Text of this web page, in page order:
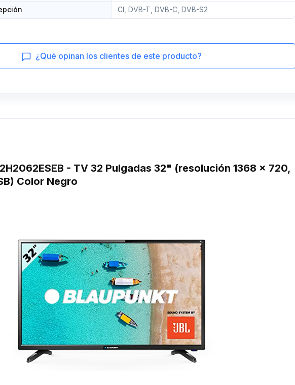
CI, DVB-T, DVB-C, DVB-S2
¿Qué opinan los clientes de este producto?
- TV 32 Pulgadas 32" (resolución 1368 x 720,
Color Negro